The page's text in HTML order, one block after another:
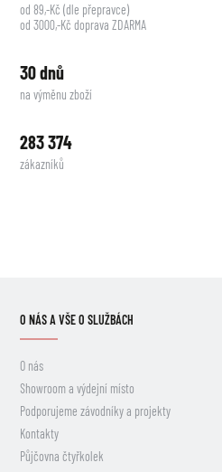
od 89,-Kč (dle přepravce)
od 3000,-Kč doprava ZDARMA
30 dnů
na výměnu zboží
283 374
zákazníků
O NÁS A VŠE O SLUŽBÁCH
O nás
Showroom a výdejní místo
Podporujeme závodníky a projekty
Kontakty
Půjčovna čtyřkolek